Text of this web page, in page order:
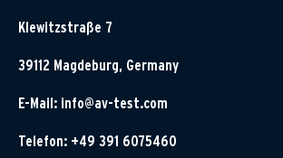
Klewitzstraße 7
39112 Magdeburg, Germany
E-Mail: info@av-test.com
Telefon: +49 391 6075460